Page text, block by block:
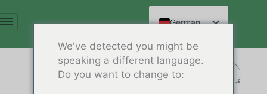
Inhalt
German
English
Spanish
Arabic
We've detected you might be
speaking a different language.
Do you want to change to: